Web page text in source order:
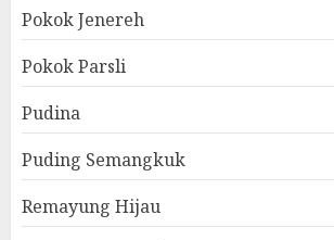
Pokok Jenereh
Pokok Parsli
Pudina
Puding Semangkuk
Remayung Hijau